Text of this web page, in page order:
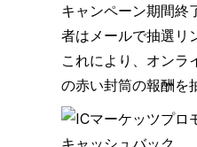
キャンペーン期間終
者はメールで抽選リ
これにより、オンラ
の赤い封筒の報酬を